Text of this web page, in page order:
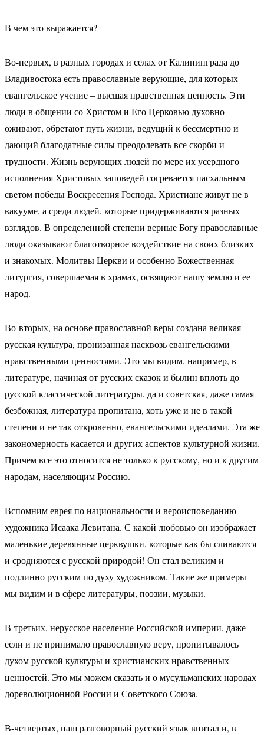
В чем это выражается?
Во-первых, в разных городах и селах от Калининграда до
Владивостока есть православные верующие, для которых
евангельское учение – высшая нравственная ценность. Эти
люди в общении со Христом и Его Церковью духовно
оживают, обретают путь жизни, ведущий к бессмертию и
дающий благодатные силы преодолевать все скорби и
трудности. Жизнь верующих людей по мере их усердного
исполнения Христовых заповедей согревается пасхальным
светом победы Воскресения Господа. Христиане живут не в
вакууме, а среди людей, которые придерживаются разных
взглядов. В определенной степени верные Богу православные
люди оказывают благотворное воздействие на своих близких
и знакомых. Молитвы Церкви и особенно Божественная
литургия, совершаемая в храмах, освящают нашу землю и ее
народ.
Во-вторых, на основе православной веры создана великая
русская культура, пронизанная насквозь евангельскими
нравственными ценностями. Это мы видим, например, в
литературе, начиная от русских сказок и былин вплоть до
русской классической литературы, да и советская, даже самая
безбожная, литература пропитана, хоть уже и не в такой
степени и не так откровенно, евангельскими идеалами. Эта же
закономерность касается и других аспектов культурной жизни.
Причем все это относится не только к русскому, но и к другим
народам, населяющим Россию.
Вспомним еврея по национальности и вероисповеданию
художника Исаака Левитана. С какой любовью он изображает
маленькие деревянные церквушки, которые как бы сливаются
и сродняются с русской природой! Он стал великим и
подлинно русским по духу художником. Такие же примеры
мы видим и в сфере литературы, поэзии, музыки.
В-третьих, нерусское население Российской империи, даже
если и не принимало православную веру, пропитывалось
духом русской культуры и христианских нравственных
ценностей. Это мы можем сказать и о мусульманских народах
дореволюционной России и Советского Союза.
В-четвертых, наш разговорный русский язык впитал и, в